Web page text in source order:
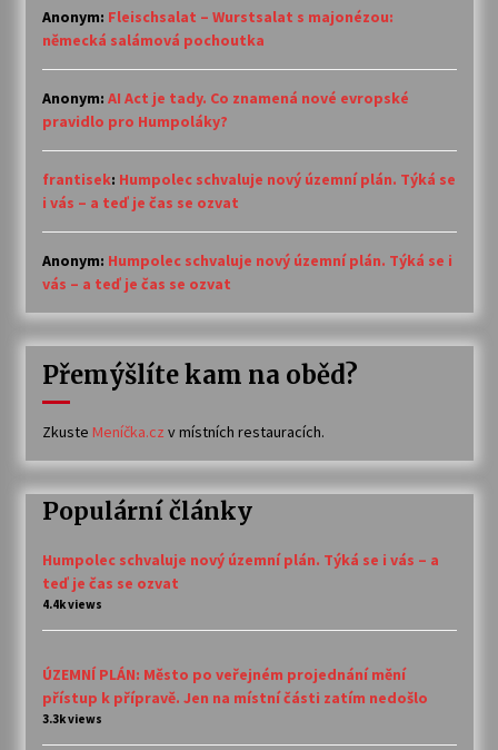
Anonym: Fleischsalat – Wurstsalat s majonézou:
německá salámová pochoutka
Anonym: AI Act je tady. Co znamená nové evropské
pravidlo pro Humpoláky?
frantisek: Humpolec schvaluje nový územní plán. Týká se
i vás – a teď je čas se ozvat
Anonym: Humpolec schvaluje nový územní plán. Týká se i
vás – a teď je čas se ozvat
Přemýšlíte kam na oběd?
Zkuste Meníčka.cz v místních restauracích.
Populární články
Humpolec schvaluje nový územní plán. Týká se i vás – a
teď je čas se ozvat
4.4k views
ÚZEMNÍ PLÁN: Město po veřejném projednání mění
přístup k přípravě. Jen na místní části zatím nedošlo
3.3k views